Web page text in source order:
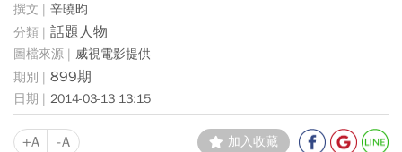
辛曉昀
話題人物
威視電影提供
899期
2014-03-13 13:15
+A -A 加入收藏